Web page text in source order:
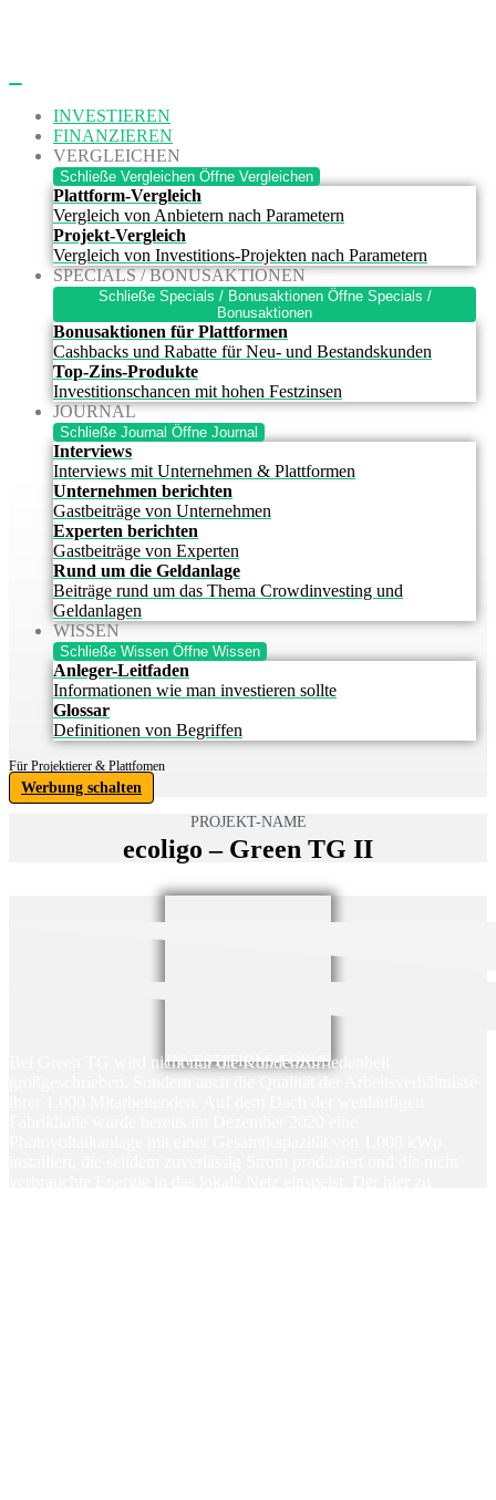
INVESTIEREN
FINANZIEREN
VERGLEICHEN
Schließe Vergleichen Öffne Vergleichen
Plattform-Vergleich
Vergleich von Anbietern nach Parametern
Projekt-Vergleich
Vergleich von Investitions-Projekten nach Parametern
SPECIALS / BONUSAKTIONEN
Schließe Specials / Bonusaktionen Öffne Specials /
Bonusaktionen
Bonusaktionen für Plattformen
Cashbacks und Rabatte für Neu- und Bestandskunden
Top-Zins-Produkte
Investitionschancen mit hohen Festzinsen
JOURNAL
Schließe Journal Öffne Journal
Interviews
Interviews mit Unternehmen & Plattformen
Unternehmen berichten
Gastbeiträge von Unternehmen
Experten berichten
Gastbeiträge von Experten
Rund um die Geldanlage
Beiträge rund um das Thema Crowdinvesting und
Geldanlagen
WISSEN
Schließe Wissen Öffne Wissen
Anleger-Leitfaden
Informationen wie man investieren sollte
Glossar
Definitionen von Begriffen
Für Projektierer & Plattfomen
Werbung schalten
PROJEKT-NAME
ecoligo – Green TG II
INVESTITIONS-FOKUS
Bei Green TG wird nicht nur die Kundenzufriedenheit